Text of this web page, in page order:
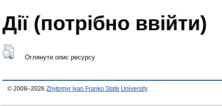
Дії ​​(потрібно ввійти)
Оглянути опис ресурсу
© 2008–2026 Zhytomyr Ivan Franko State University